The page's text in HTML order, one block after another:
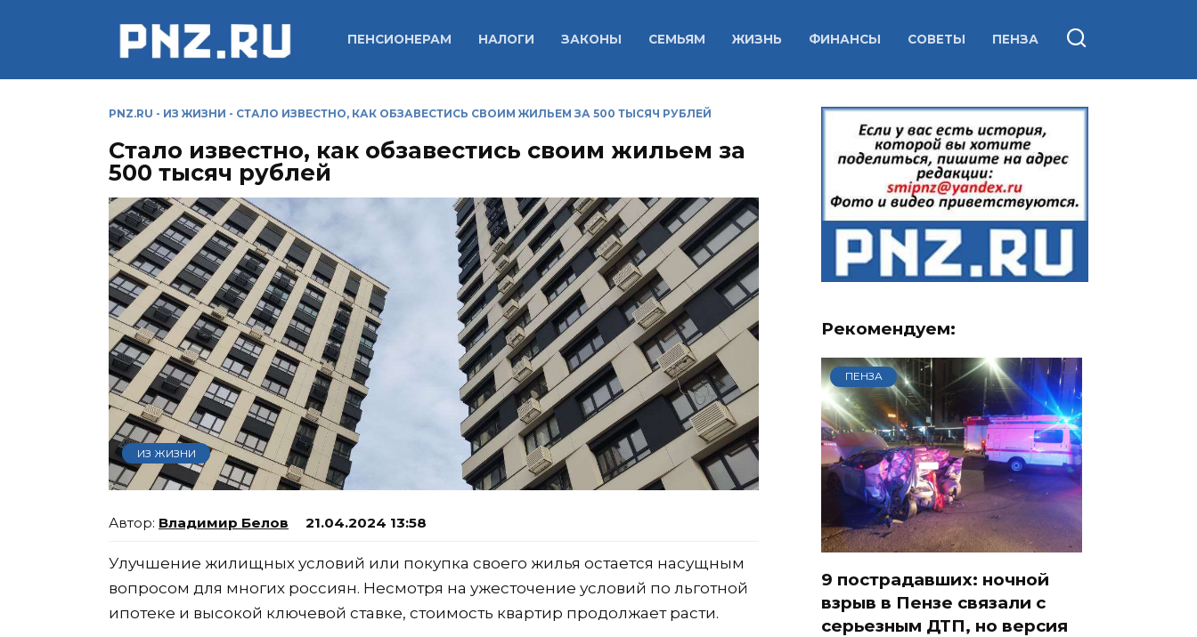
ПЕНСИОНЕРАМ НАЛОГИ ЗАКОНЫ СЕМЬЯМ ЖИЗНЬ ФИНАНСЫ СОВЕТЫ ПЕНЗА
PNZ.RU - ИЗ ЖИЗНИ - СТАЛО ИЗВЕСТНО, КАК ОБЗАВЕСТИСЬ СВОИМ ЖИЛЬЕМ ЗА 500 ТЫСЯЧ РУБЛЕЙ
Стало известно, как обзавестись своим жильем за
500 тысяч рублей
ИЗ ЖИЗНИ
Владимир Белов 21.04.2024 13:58
Улучшение жилищных условий или покупка своего жилья остается насущным
вопросом для многих россиян. Несмотря на ужесточение условий по льготной
ипотеке и высокой ключевой ставке, стоимость квартир продолжает расти.
Рекомендуем:
ПЕНЗА
9 пострадавших: ночной
взрыв в Пензе связали с
серьезным ДТП, но версия